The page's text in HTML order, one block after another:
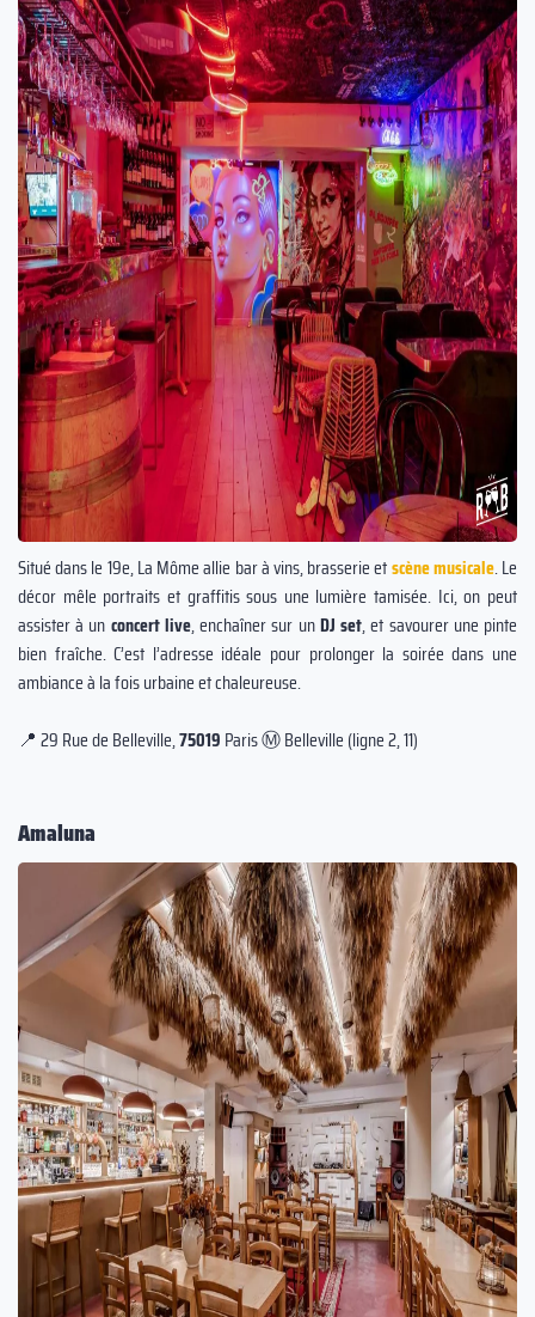
Situé dans le 19e, La Môme allie bar à vins, brasserie etscène musicale. Le
décor mêle portraits et graffitis sous une lumière tamisée. Ici, on peut
assister à un concert live, enchaîner sur unDJ set, et savourer une pinte
bien fraîche. C’est l’adresse idéale pour prolonger la soirée dans une
ambiance à la fois urbaine et chaleureuse.
📍 29 Rue de Belleville,75019 Paris Ⓜ️ Belleville (ligne 2, 11)
Amaluna